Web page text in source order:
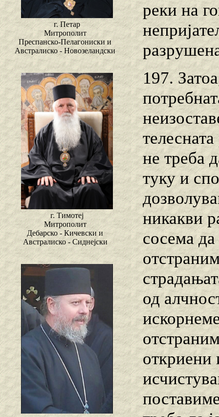
г. Петар
Митрополит
Преспанско-Пелагониски и
Австралиско - Новозеландски
г. Тимотеј
Митрополит
Дебарско - Кичевски и
Австралиско - Сиднејски
реки на
197.
не треба
туку и
никакви
сосема да
од
откриени